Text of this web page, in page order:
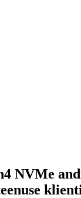
NVMe